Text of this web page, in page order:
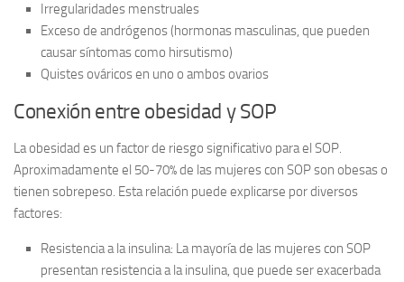
Irregularidades menstruales
Exceso de andrógenos(hormonas masculinas, que pueden
causar síntomas como hirsutismo)
Quistes ováricosen uno o ambos ovarios
Conexión entre obesidad y SOP
La obesidad es un factor de riesgo significativo para el SOP.
Aproximadamente el 50-70%de las mujeres con SOP son obesas o
tienen sobrepeso. Esta relación puede explicarse por diversos
factores:
Resistencia a la insulina: La mayoría de las mujeres con SOP
presentan resistencia a la insulina, que puede ser exacerbada